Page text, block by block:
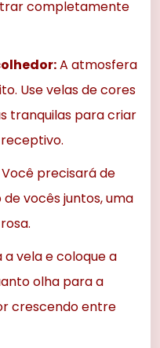
completamente
A atmosfera
Use velas de cores
tranquilas para criar
Você precisará de
vocês juntos, uma
a vela e coloque a
olha para a
crescendo entre